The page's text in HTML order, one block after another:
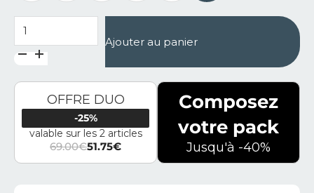
quantité de Organisateur salle de bain en diatomite
Ajouter au panier
OFFRE DUO
-25%
valable sur les 2 articles
69.00€
Le prix initial était : 69.00€.
51.75€
Le prix actuel est : 51.75€.
Composez
votre pack
Jusqu'à -40%